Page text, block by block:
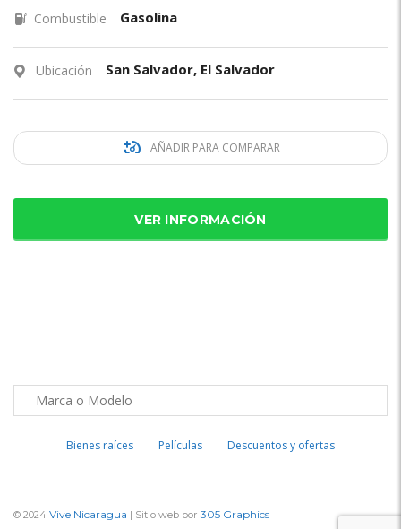
Combustible Gasolina
Ubicación San Salvador, El Salvador
AÑADIR PARA COMPARAR
VER INFORMACIÓN
Bienes raíces Películas Descuentos y ofertas
© 2024 Vive Nicaragua | Sitio web por 305 Graphics